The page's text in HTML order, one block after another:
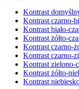
Kontrast
Kontrast czarno-
Kontrast biało-
Kontrast żółto-
Kontrast czarno-
Kontrast czarno-
Kontrast zielono-
Kontrast żółto-
Kontrast